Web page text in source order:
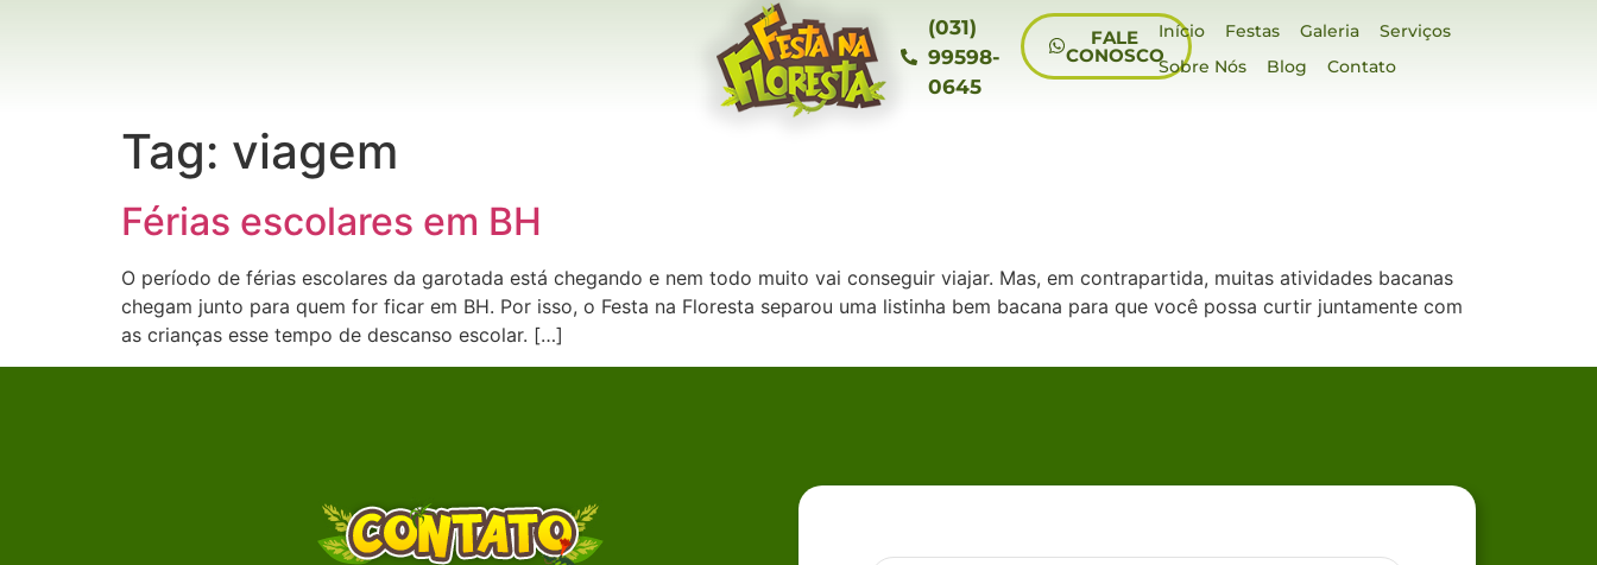
(031)
99598-
0645
FALE
CONOSCO
Início Festas Galeria
Serviços
Sobre Nós
Blog Contato
Tag: viagem
Férias escolares em BH
O período de férias escolares da garotada está chegando e nem todo muito vai conseguir viajar. Mas, em contrapartida, muitas atividades bacanas
chegam junto para quem for ficar em BH. Por isso, o Festa na Floresta separou uma listinha bem bacana para que você possa curtir juntamente com
as crianças esse tempo de descanso escolar. […]